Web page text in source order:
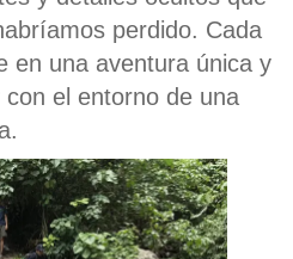
perdido. Cada
en una aventura única y
el entorno de una